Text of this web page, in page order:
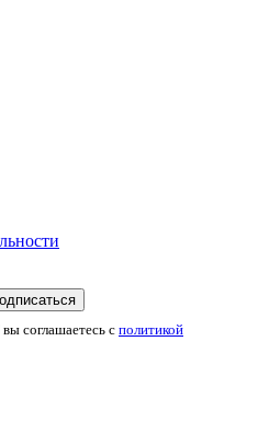
соглашаетесь с политикой